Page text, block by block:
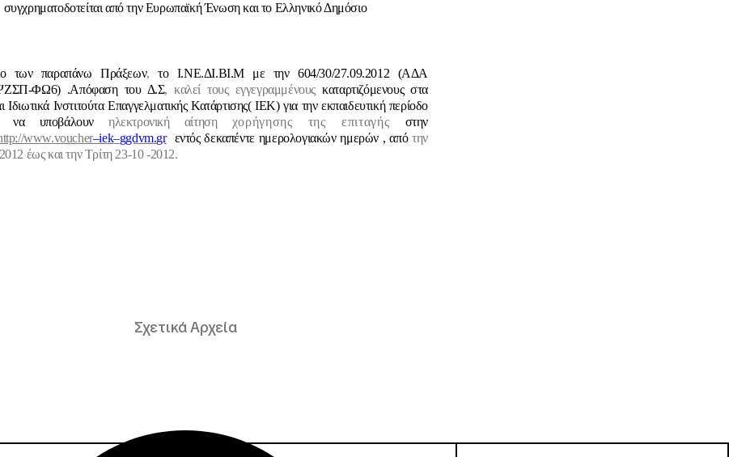
συγχρηματοδοτείται από την Ευρωπαϊκή Ένωση και το Ελληνικό Δημόσιο
των παραπάνω Πράξεων,το Ι.ΝΕ.ΔΙ.ΒΙ.Μ με την 604/30/27.09.2012 (ΑΔΑ
ΦΩ6) .Απόφαση του Δ.Σ, καλεί τους εγγεγραμμένους καταρτιζόμενους στα
Ιδιωτικά Ινστιτούτα Επαγγελματικής Κατάρτισης( ΙΕΚ) για την εκπαιδευτική περίοδο
να υποβάλουνηλεκτρονική αίτηση χορήγησης της επιταγής στην
://www.voucher–iek–ggdvm.gr εντός δεκαπέντε ημερολογιακών ημερών , απότην
έως και την Τρίτη 23-10 -2012.
Σχετικά Αρχεία